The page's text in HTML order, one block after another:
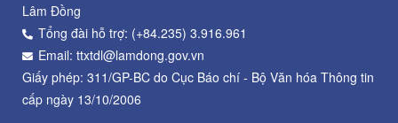
Lâm Đồng
Tổng đài hỗ trợ: (+84.235) 3.916.961
Email: ttxtdl@lamdong.gov.vn
Giấy phép: 311/GP-BC do Cục Báo chí - Bộ Văn hóa Thông tin
cấp ngày 13/10/2006